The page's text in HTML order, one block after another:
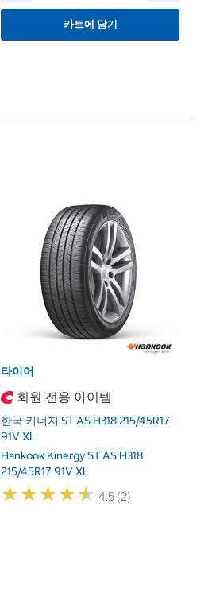
카트에 담기
타이어
회원 전용 아이템
한국 키너지 ST AS H318 215/45R17
91V XL
Hankook Kinergy ST AS H318
215/45R17 91V XL
★★★★★
★★★★★ 4.5 (2)